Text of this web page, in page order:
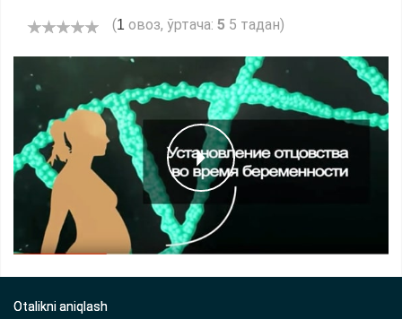
(1 овоз, ўртача: 5 5 тадан)
Otalikni aniqlash